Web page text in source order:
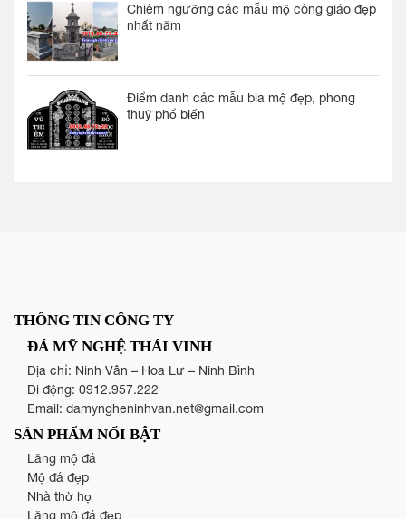
Chiêm ngưỡng các mẫu mộ công giáo đẹp
nhất năm
Điểm danh các mẫu bia mộ đẹp, phong
thuỷ phổ biến
THÔNG TIN CÔNG TY
ĐÁ MỸ NGHỆ THÁI VINH
Địa chỉ: Ninh Vân – Hoa Lư – Ninh Bình
Di động: 0912.957.222
Email: damyngheninhvan.net@gmail.com
SẢN PHẨM NỔI BẬT
Lăng mộ đá
Mộ đá đẹp
Nhà thờ họ
Lăng mộ đá đẹp